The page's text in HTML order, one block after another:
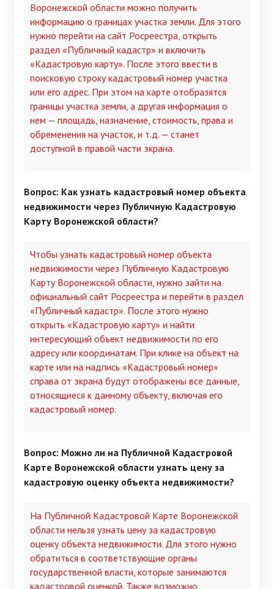
Воронежской области можно получить
информацию о границах участка земли. Для этого
нужно перейти на сайт Росреестра, открыть
раздел «Публичный кадастр» и включить
«Кадастровую карту». После этого ввести в
поисковую строку кадастровый номер участка
или его адрес. При этом на карте отобразятся
границы участка земли, а другая информация о
нем — площадь, назначение, стоимость, права и
обременения на участок, и т.д. — станет
доступной в правой части экрана.
Вопрос: Как узнать кадастровый номер объекта
недвижимости через Публичную Кадастровую
Карту Воронежской области?
Чтобы узнать кадастровый номер объекта
недвижимости через Публичную Кадастровую
Карту Воронежской области, нужно зайти на
официальный сайт Росреестра и перейти в раздел
«Публичный кадастр». После этого нужно
открыть «Кадастровую карту» и найти
интересующий объект недвижимости по его
адресу или координатам. При клике на объект на
карте или на надпись «Кадастровый номер»
справа от экрана будут отображены все данные,
относящиеся к данному объекту, включая его
кадастровый номер.
Вопрос: Можно ли на Публичной Кадастровой
Карте Воронежской области узнать цену за
кадастровую оценку объекта недвижимости?
На Публичной Кадастровой Карте Воронежской
области нельзя узнать цену за кадастровую
оценку объекта недвижимости. Для этого нужно
обратиться в соответствующие органы
государственной власти, которые занимаются
кадастровой оценкой. Также возможно